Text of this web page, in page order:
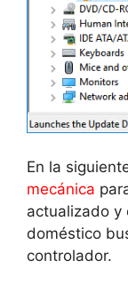
En la
mecánica
actualizado y
doméstico
controlador.